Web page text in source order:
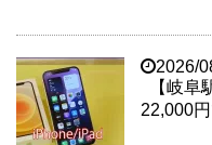
2026/
【岐
22,000